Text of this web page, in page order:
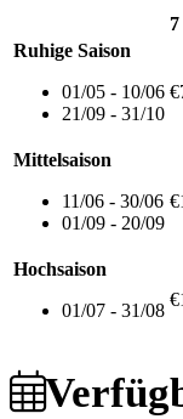
Ruhige Saison
01/05 - 10/06
21/09 - 31/10
Mittelsaison
11/06 - 30/06
01/09 - 20/09
Hochsaison
01/07 - 31/08